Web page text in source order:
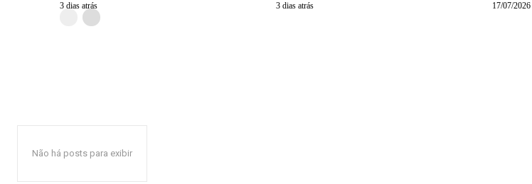
3 dias atrás 3 dias atrás 17/07/2026
Não há posts para exibir